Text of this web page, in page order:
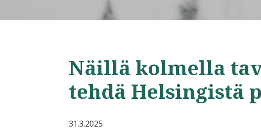
Näillä kolmella
tehdä Helsingistä
31.3.2025